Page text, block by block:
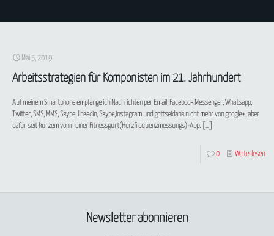
Mai 5, 2019
Arbeitsstrategien für Komponisten im 21. Jahrhundert
Auf meinem Smartphone empfange ich Nachrichten per Email, Facebook Messenger, Whatsapp,
Twitter, SMS, MMS, Skype, linkedin, Skype,Instagram und gottseidank nicht mehr von google+, aber
dafür seit kurzem von meiner Fitnessgurt(Herzfrequenzmessungs)-App. […]
0 Weiterlesen
Newsletter abonnieren